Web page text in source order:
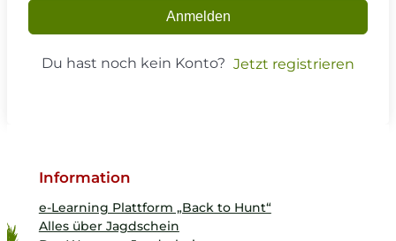
Anmelden
Du hast noch kein Konto? Jetzt registrieren
Information
e-Learning Plattform „Back to Hunt“
Alles über Jagdschein